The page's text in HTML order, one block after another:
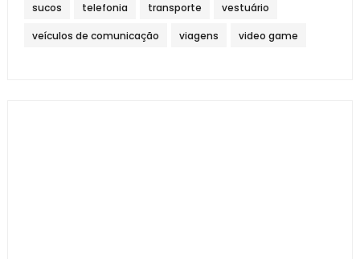
sucos telefonia transporte vestuário
veículos de comunicação viagens video game